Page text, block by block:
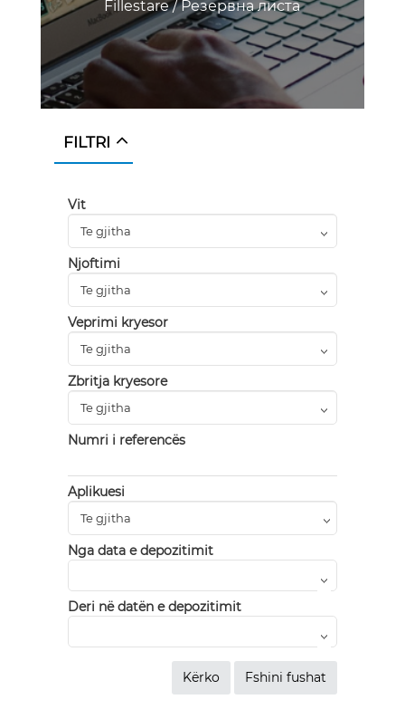
Fillestare/Резервна листа
FILTRI
Vit
Njoftimi
Veprimi kryesor
Zbritja kryesore
Numri i referencës
Aplikuesi
Nga data e depozitimit
Deri në datën e depozitimit